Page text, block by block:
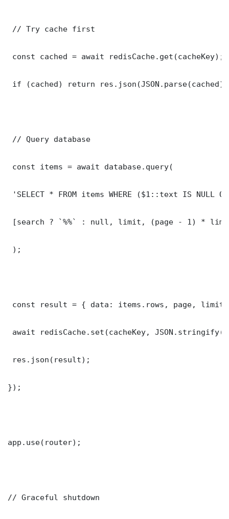
// Try cache first
const cached = await redisCache.get(cacheKey);
if (cached) return
// Query database
const items = await database.query(
'SELECT * FROM items WHERE ($1::text IS NULL
[search ? `%%` : null, limit, (page - 1) *
);
const result = { data: items.rows, page,
await redisCache.set(cacheKey,
res.json(result);
});
app.use(router);
// Graceful shutdown